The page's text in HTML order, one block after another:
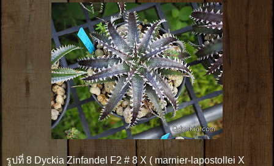
รูปที่ 8 Dyckia Zinfandel F2 # 8 X ( marnier-lapostollei X